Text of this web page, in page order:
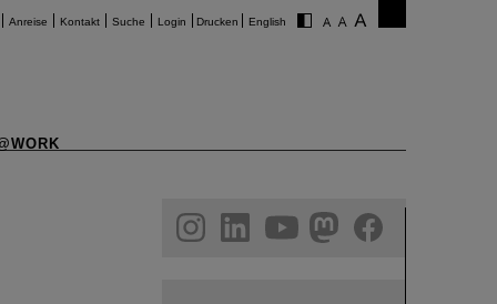
Anreise Kontakt Suche Login Drucken English
facebook